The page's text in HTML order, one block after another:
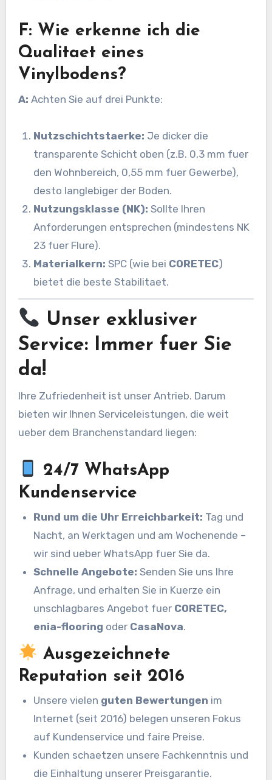
F: Wie erkenne ich die
Qualitaet eines
Vinylbodens?
A: Achten Sie auf drei Punkte:
Nutzschichtstaerke: Je dicker die
transparente Schicht oben (z.B. 0,3 mm fuer
den Wohnbereich, 0,55 mm fuer Gewerbe),
desto langlebiger der Boden.
Nutzungsklasse (NK): Sollte Ihren
Anforderungen entsprechen (mindestens NK
23 fuer Flure).
Materialkern: SPC (wie bei CORETEC)
bietet die beste Stabilitaet.
Unser exklusiver
Service: Immer fuer Sie
da!
Ihre Zufriedenheit ist unser Antrieb. Darum
bieten wir Ihnen Serviceleistungen, die weit
ueber dem Branchenstandard liegen:
24/7 WhatsApp
Kundenservice
Rund um die Uhr Erreichbarkeit: Tag und
Nacht, an Werktagen und am Wochenende –
wir sind ueber WhatsApp fuer Sie da.
Schnelle Angebote: Senden Sie uns Ihre
Anfrage, und erhalten Sie in Kuerze ein
unschlagbares Angebot fuer CORETEC,
enia-flooring oder CasaNova.
Ausgezeichnete
Reputation seit 2016
Unsere vielen guten Bewertungen im
Internet (seit 2016) belegen unseren Fokus
auf Kundenservice und faire Preise.
Kunden schaetzen unsere Fachkenntnis und
die Einhaltung unserer Preisgarantie.